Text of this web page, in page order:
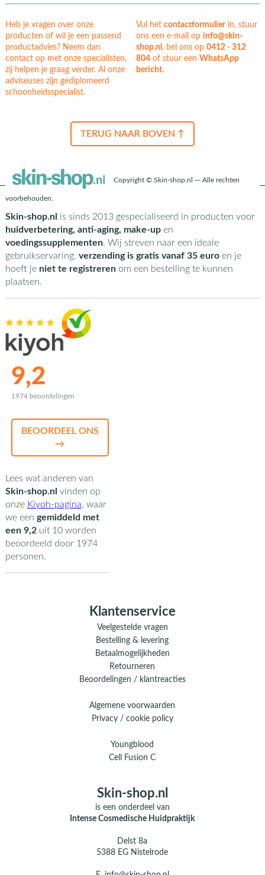
Heb je vragen over onze
producten of wil je een passend
productadvies? Neem dan
contact op met onze specialisten,
zij helpen je graag verder. Al onze
adviseuses zijn gediplomeerd
schoonheidsspecialist.
Vul hetcontactformulierin, stuur
ons een e-mail opinfo@skin-
shop.nl, bel ons op0412 - 312
804 of stuur eenWhatsApp
bericht.
TERUG NAAR BOVEN ↑
Copyright © Skin-shop.nl — Alle rechten
voorbehouden.
Skin-shop.nl is sinds 2013 gespecialiseerd in producten voor
huidverbetering, anti-aging, make-upen
voedingssupplementen. Wij streven naar een ideale
gebruikservaring, verzending is gratis vanaf 35 euroen je
hoeft je niet te registrerenom een bestelling te kunnen
plaatsen.
9,2
1974 beoordelingen
BEOORDEEL ONS
→
Lees wat anderen van
Skin-shop.nl vinden op
onze Kiyoh-pagina, waar
we een gemiddeld met
een 9,2uit 10worden
beoordeeld door 1974
personen.
Klantenservice
Veelgestelde vragen
Bestelling & levering
Betaalmogelijkheden
Retourneren
Beoordelingen / klantreacties
Algemene voorwaarden
Privacy / cookie policy
Youngblood
Cell Fusion C
Skin-shop.nl
is een onderdeel van
Intense Cosmedische Huidpraktijk
Delst 8a
5388 EG Nistelrode